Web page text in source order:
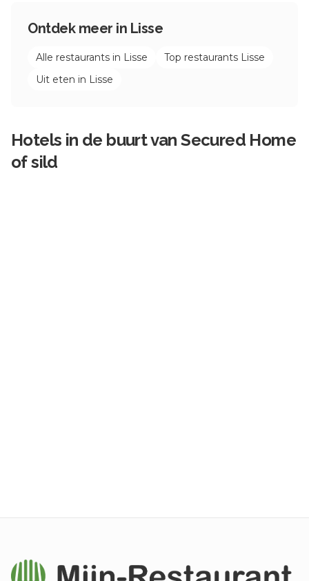
Ontdek meer in Lisse
Alle restaurants in Lisse Top restaurants Lisse
Uit eten in Lisse
Hotels in de buurt vanSecured Home
of sild